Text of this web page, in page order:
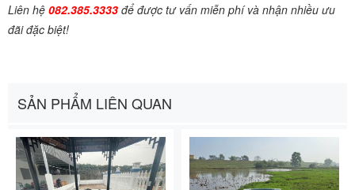
Liên hệ 082.385.3333 để được tư vấn miễn phí và nhận nhiều ưu
đãi đặc biệt!
SẢN PHẨM LIÊN QUAN